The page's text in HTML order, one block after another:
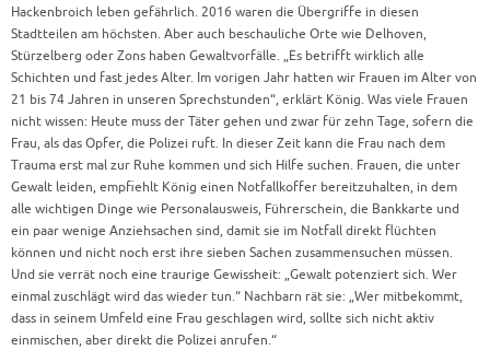
Hackenbroich leben gefährlich. 2016 waren die Übergriffe in diesen
Stadtteilen am höchsten. Aber auch beschauliche Orte wie Delhoven,
Stürzelberg oder Zons haben Gewaltvorfälle. „Es betrifft wirklich alle
Schichten und fast jedes Alter. Im vorigen Jahr hatten wir Frauen im Alter von
21 bis 74 Jahren in unseren Sprechstunden“, erklärt König. Was viele Frauen
nicht wissen: Heute muss der Täter gehen und zwar für zehn Tage, sofern die
Frau, als das Opfer, die Polizei ruft. In dieser Zeit kann die Frau nach dem
Trauma erst mal zur Ruhe kommen und sich Hilfe suchen. Frauen, die unter
Gewalt leiden, empfiehlt König einen Notfallkoffer bereitzuhalten, in dem
alle wichtigen Dinge wie Personalausweis, Führerschein, die Bankkarte und
ein paar wenige Anziehsachen sind, damit sie im Notfall direkt flüchten
können und nicht noch erst ihre sieben Sachen zusammensuchen müssen.
Und sie verrät noch eine traurige Gewissheit: „Gewalt potenziert sich. Wer
einmal zuschlägt wird das wieder tun.“ Nachbarn rät sie: „Wer mitbekommt,
dass in seinem Umfeld eine Frau geschlagen wird, sollte sich nicht aktiv
einmischen, aber direkt die Polizei anrufen.“